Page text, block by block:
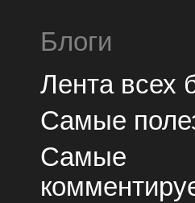
Блоги
Лента всех
Самые
Самые